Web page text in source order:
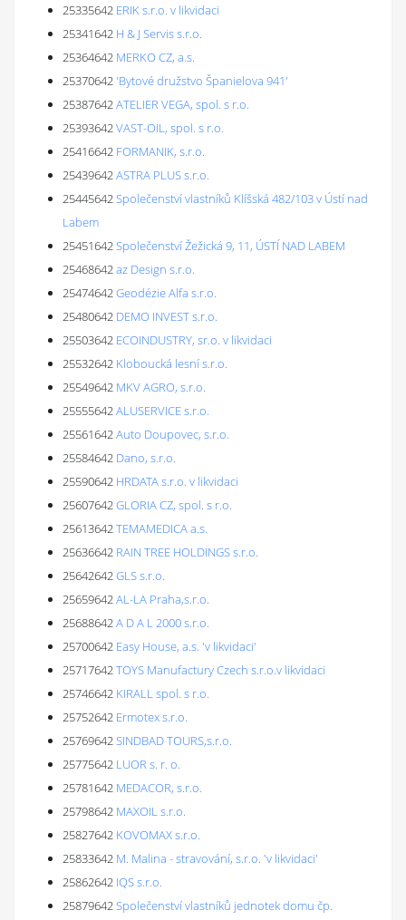
25335642 ERIK s.r.o. v likvidaci
25341642 H & J Servis s.r.o.
25364642 MERKO CZ, a.s.
25370642'Bytové družstvo Španielova 941'
25387642ATELIER VEGA, spol. s r.o.
25393642VAST-OIL, spol. s r.o.
25416642 FORMANIK, s.r.o.
25439642ASTRA PLUS s.r.o.
25445642Společenství vlastníků Klíšská 482/103 v Ústí nad
Labem
25451642Společenství Žežická 9, 11, ÚSTÍ NAD LABEM
25468642az Design s.r.o.
25474642Geodézie Alfa s.r.o.
25480642 DEMO INVEST s.r.o.
25503642 ECOINDUSTRY, sr.o. v likvidaci
25532642 Kloboucká lesní s.r.o.
25549642 MKV AGRO, s.r.o.
25555642ALUSERVICE s.r.o.
25561642Auto Doupovec, s.r.o.
25584642 Dano, s.r.o.
25590642 HRDATA s.r.o. v likvidaci
25607642GLORIA CZ, spol. s r.o.
25613642TEMAMEDICA a.s.
25636642 RAIN TREE HOLDINGS s.r.o.
25642642GLS s.r.o.
25659642AL-LA Praha,s.r.o.
25688642A D A L 2000 s.r.o.
25700642 Easy House, a.s. 'v likvidaci'
25717642TOYS Manufactury Czech s.r.o.v likvidaci
25746642 KIRALL spol. s r.o.
25752642 Ermotex s.r.o.
25769642SINDBAD TOURS,s.r.o.
25775642 LUOR s. r. o.
25781642 MEDACOR, s.r.o.
25798642 MAXOIL s.r.o.
25827642 KOVOMAX s.r.o.
25833642 M. Malina - stravování, s.r.o. 'v likvidaci'
25862642 IQS s.r.o.
25879642Společenství vlastníků jednotek domu čp.